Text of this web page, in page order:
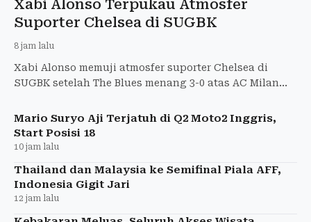
Xabi Alonso Terpukau Atmosfer
Suporter Chelsea di SUGBK
8 jam lalu
Xabi Alonso memuji atmosfer suporter Chelsea di
SUGBK setelah The Blues menang 3-0 atas AC Milan
Mario Suryo Aji Terjatuh di Q2 Moto2 Inggris,
Start Posisi 18
10 jam lalu
Thailand dan Malaysia ke Semifinal Piala AFF,
Indonesia Gigit Jari
12 jam lalu